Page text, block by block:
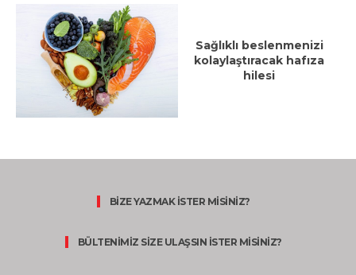
Sağlıklı beslenmenizi
kolaylaştıracak hafıza
hilesi
BİZE YAZMAK İSTER MİSİNİZ?
BÜLTENİMİZ SİZE ULAŞSIN İSTER MİSİNİZ?